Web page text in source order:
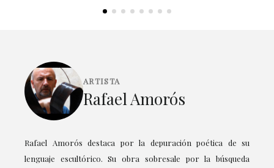
ARTISTA
Rafael Amorós
Rafael Amorós destaca por la depuración poética de su
lenguaje escultórico. Su obra sobresale por la búsqueda